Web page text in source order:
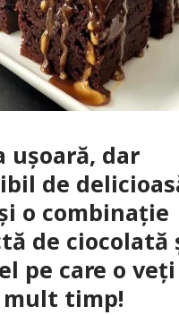
ușoară, dar
de
o combinație
de ciocolată
pe care o
timp!